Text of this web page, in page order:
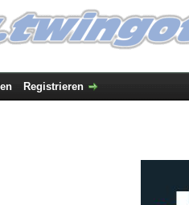
Registrieren